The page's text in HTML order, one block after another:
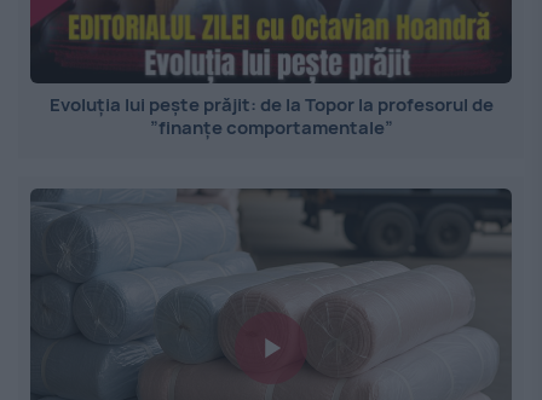
Evoluția lui pește prăjit: de la Topor la profesorul de
”finanțe comportamentale”